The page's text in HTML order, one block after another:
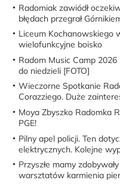
Radomiak zawiódł
błędach przegrał
Liceum Kochanowskiego
wielofunkcyjne boisko
Radom Music Camp
do niedzieli [FOTO]
Wieczorne Spotkanie
Corazziego. Duże
Moya Zbyszko Radomka
PGE!
Pilny apel policji. Ten
elektrycznych. Kolejne
Przyszłe mamy
warsztatów karmienia